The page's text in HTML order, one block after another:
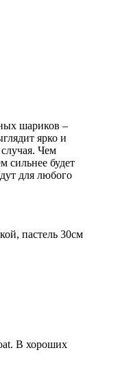
шариков –
ярко и
Чем
сильнее будет
для любого
пастель 30см
В хороших